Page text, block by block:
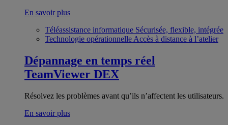
En savoir plus
Téléassistance informatique Sécurisée, flexible, intégrée
Technologie opérationnelle Accès à distance à l’atelier
Dépannage en temps réel
TeamViewer DEX
Résolvez les problèmes avant qu’ils n’affectent les utilisateurs.
En savoir plus